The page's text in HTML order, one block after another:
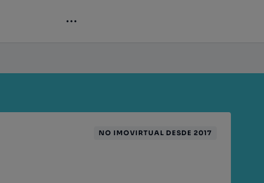
NO IMOVIRTUAL DESDE 2017